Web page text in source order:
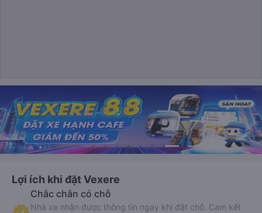
Lợi ích khi đặt Vexere
Chắc chắn có chỗ
Nhà xe nhận được thông tin ngay khi đặt chỗ. Cam kết